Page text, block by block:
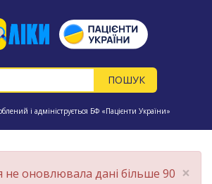
і адмініструється БФ «Пацієнти України»
×
не оновлювала дані більше 90